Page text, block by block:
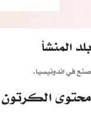
بلد المنشأ
صنع في اندونيسيا.
محتوى